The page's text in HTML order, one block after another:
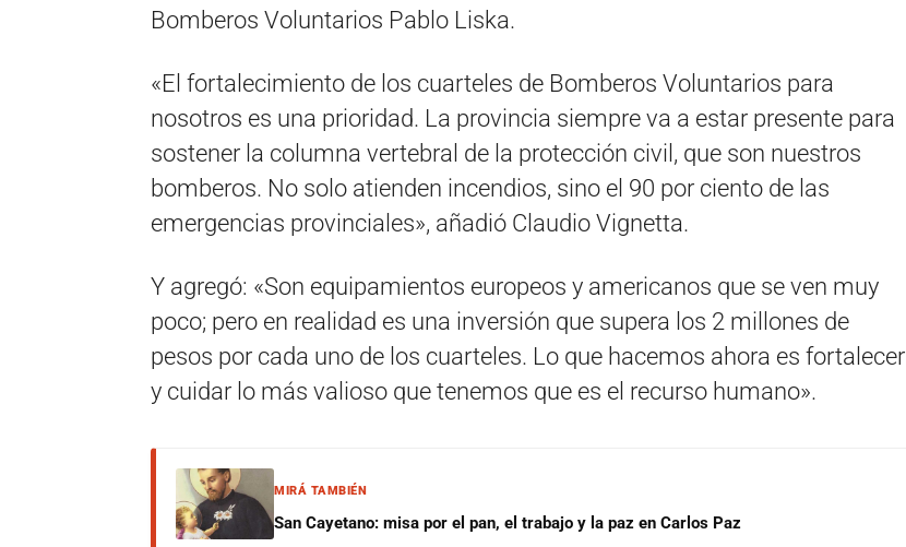
Bomberos Voluntarios Pablo Liska.
«El fortalecimiento de los cuarteles de Bomberos Voluntarios para
nosotros es una prioridad. La provincia siempre va a estar presente para
sostener la columna vertebral de la protección civil, que son nuestros
bomberos. No solo atienden incendios, sino el 90 por ciento de las
emergencias provinciales», añadió Claudio Vignetta.
Y agregó: «Son equipamientos europeos y americanos que se ven muy
poco; pero en realidad es una inversión que supera los 2 millones de
pesos por cada uno de los cuarteles. Lo que hacemos ahora es fortalecer
y cuidar lo más valioso que tenemos que es el recurso humano».
MIRÁ TAMBIÉN
San Cayetano: misa por el pan, el trabajo y la paz en Carlos Paz